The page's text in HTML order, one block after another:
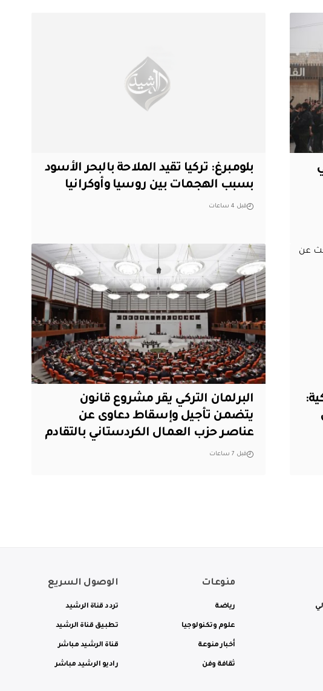
بلومبرغ: تركيا تقيد الملاحة بالبحر الأسود
بسبب الهجمات بين روسيا وأوكرانيا
قبل 4 ساعات
البرلمان التركي يقر مشروع قانون
يتضمن تأجيل وإسقاط دعاوى عن
عناصر حزب العمال الكردستاني بالتقادم
قبل 7 ساعات
منوعات
رياضة
علوم وتكنولوجيا
أخبار منوعة
ثقافة وفن
الوصول السريع
تردد قناة الرشيد
تطبيق قناة الرشيد
قناة الرشيد مباشر
راديو الرشيد مباشر